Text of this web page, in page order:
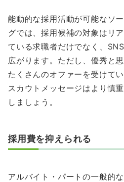
能動的な採用活動が可能なソ
グでは、採用候補の対象はリ
ている求職者だけでなく、
広がります。ただし、優秀と
たくさんのオファーを受けて
スカウトメッセージはより慎
しましょう。
採用費を抑えられる
アルバイト・パートの一般的